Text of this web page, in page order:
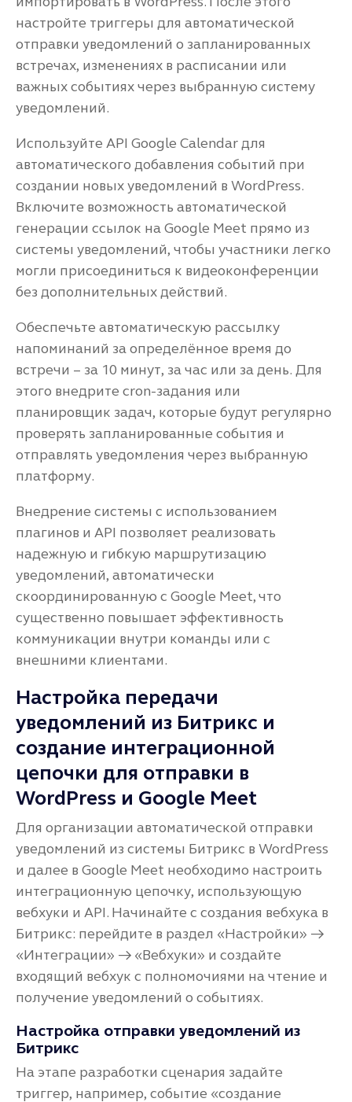
настройте триггеры для автоматической
отправки уведомлений о запланированных
встречах, изменениях в расписании или
важных событиях через выбранную систему
уведомлений.
Используйте API Google Calendar для
автоматического добавления событий при
создании новых уведомлений в WordPress.
Включите возможность автоматической
генерации ссылок на Google Meet прямо из
системы уведомлений, чтобы участники легко
могли присоединиться к видеоконференции
без дополнительных действий.
Обеспечьте автоматическую рассылку
напоминаний за определённое время до
встречи – за 10 минут, за час или за день. Для
этого внедрите cron-задания или
планировщик задач, которые будут регулярно
проверять запланированные события и
отправлять уведомления через выбранную
платформу.
Внедрение системы с использованием
плагинов и API позволяет реализовать
надежную и гибкую маршрутизацию
уведомлений, автоматически
скоординированную с Google Meet, что
существенно повышает эффективность
коммуникации внутри команды или с
внешними клиентами.
Настройка передачи
уведомлений из Битрикс и
создание интеграционной
цепочки для отправки в
WordPress и Google Meet
Для организации автоматической отправки
уведомлений из системы Битрикс в WordPress
и далее в Google Meet необходимо настроить
интеграционную цепочку, использующую
вебхуки и API. Начинайте с создания вебхука в
Битрикс: перейдите в раздел «Настройки» →
«Интеграции» → «Вебхуки» и создайте
входящий вебхук с полномочиями на чтение и
получение уведомлений о событиях.
Настройка отправки уведомлений из
Битрикс
На этапе разработки сценария задайте
триггер, например, событие «создание